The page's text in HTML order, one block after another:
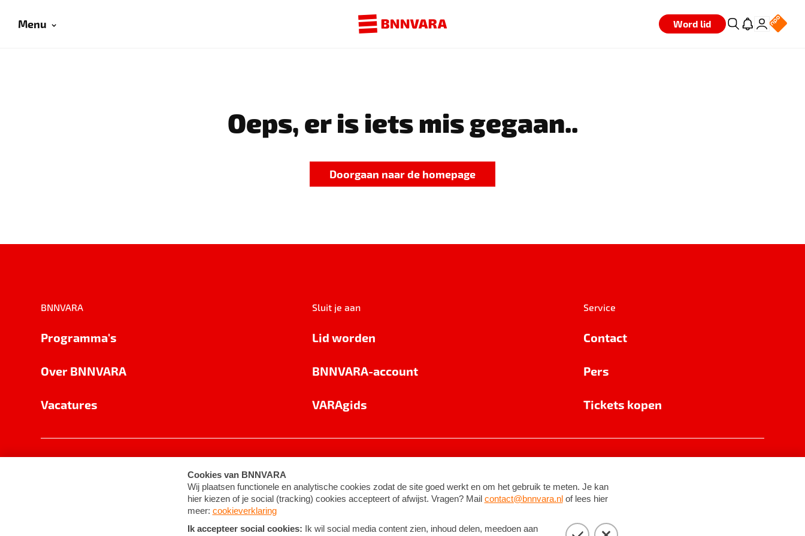
Menu Word lid
Oeps, er is iets mis gegaan..
Doorgaan naar de homepage
BNNVARA
Programma's
Over BNNVARA
Vacatures
Sluit je aan
Lid worden
BNNVARA-account
VARAgids
Service
Contact
Pers
Tickets kopen
Cookie-instellingen Algemene voorwaarden ©2026BNNVARA